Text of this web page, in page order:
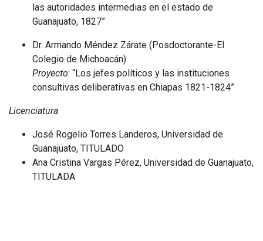
las autoridades intermedias en el estado de
Guanajuato, 1827”
Dr. Armando Méndez Zárate (Posdoctorante-El
Colegio de Michoacán)
Proyecto: “Los jefes políticos y las instituciones
consultivas deliberativas en Chiapas 1821-1824”
Licenciatura
José Rogelio Torres Landeros, Universidad de
Guanajuato, TITULADO
Ana Cristina Vargas Pérez, Universidad de Guanajuato,
TITULADA